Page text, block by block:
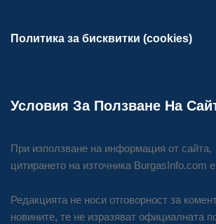
Политика за бисквитки (cookies)
Условия За Ползване На
При използване на информация от сайта,
цитирането на източника BurgasInfo.com
Редакцията не носи отговорност за
новините, те не изразяват официалната